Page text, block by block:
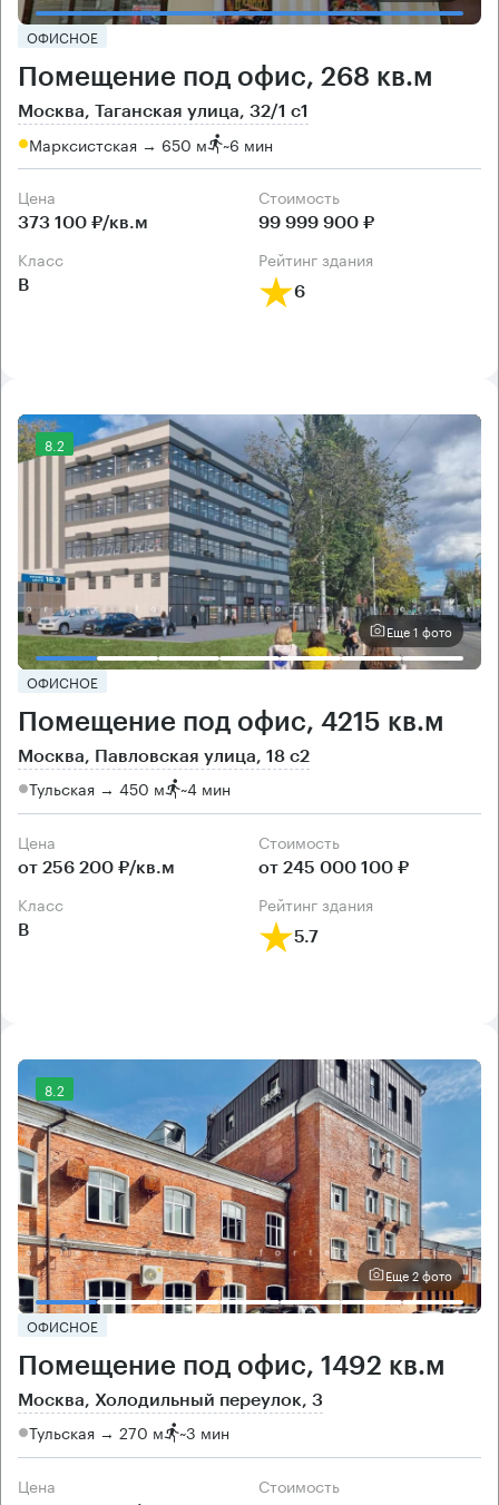
ОФИСНОЕ
Помещение под офис, 268 кв.м
Москва, Таганская улица, 32/1 с1
Марксистская → 650 м ~6 мин
Цена
373 100 ₽/кв.м
Cтоимость
99 999 900 ₽
класс
B
рейтинг здания
6
8.2
Еще 1 фото
ОФИСНОЕ
Помещение под офис, 4215 кв.м
Москва, Павловская улица, 18 с2
Тульская → 450 м ~4 мин
Цена
от 256 200 ₽/кв.м
Cтоимость
от 245 000 100 ₽
класс
B
рейтинг здания
5.7
8.2
Еще 2 фото
ОФИСНОЕ
Помещение под офис, 1492 кв.м
Москва, Холодильный переулок, 3
Тульская → 270 м ~3 мин
Цена Cтоимость